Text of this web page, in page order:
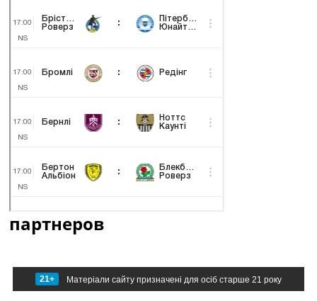
партнеров
21+ Матеріали сайту призначені для осіб старше 21 року